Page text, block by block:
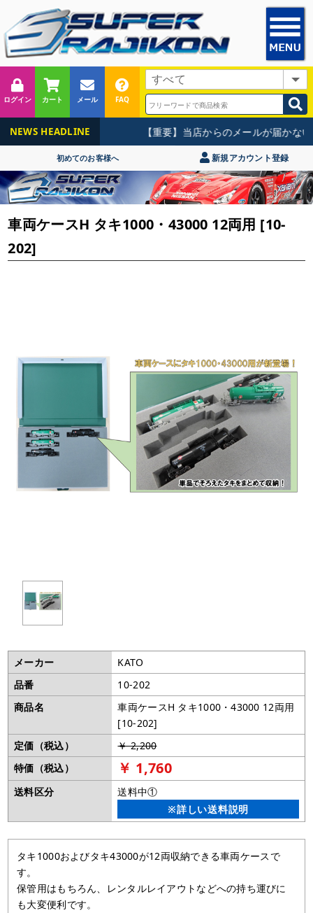
ログイン カート メール FAQ
NEWS HEADLINE 【重要】当店からのメールが届かない
初めてのお客様へ 新規アカウント登録
車両ケースH タキ1000・43000 12両用 [10-
202]
メーカー
KATO
品番
10-202
商品名
車両ケースH タキ1000・43000 12両用
[10-202]
定価（税込）
￥ 2,200
特価（税込）
￥ 1,760
送料区分
送料中①
※詳しい送料説明
タキ1000およびタキ43000が12両収納できる車両ケースで
す。
保管用はもちろん、レンタルレイアウトなどへの持ち運びに
も大変便利です。